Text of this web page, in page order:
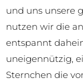
und uns unsere
nutzen wir die
entspannt
uneigennützig,
Sternchen die